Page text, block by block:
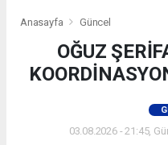
Anasayfa Güncel
OĞUZ
03.08.2026 - 21:45,